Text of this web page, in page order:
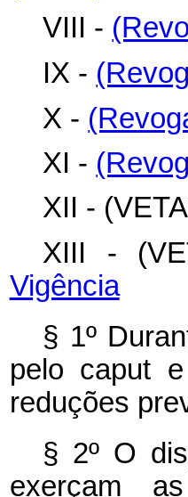
VIII -
IX -
X -
XI -
XII -
XIII -
Vigência
§ 1º
pelo caput
reduções
§ 2º O
exerçam